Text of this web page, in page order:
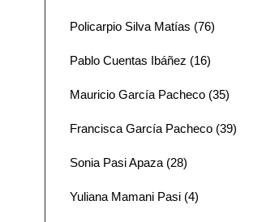
Policarpio Silva Matías (76)
Pablo Cuentas Ibáñez (16)
Mauricio García Pacheco (35)
Francisca García Pacheco (39)
Sonia Pasi Apaza (28)
Yuliana Mamani Pasi (4)